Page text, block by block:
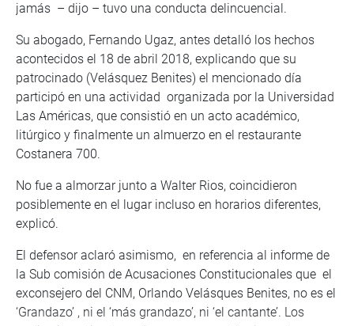
jamás – dijo – tuvo una conducta delincuencial.
Su abogado, Fernando Ugaz, antes detalló los hechos
acontecidos el 18 de abril 2018, explicando que su
patrocinado (Velásquez Benites) el mencionado día
participó en una actividad organizada por la Universidad
Las Américas, que consistió en un acto académico,
litúrgico y finalmente un almuerzo en el restaurante
Costanera 700.
No fue a almorzar junto a Walter Rios, coincidieron
posiblemente en el lugar incluso en horarios diferentes,
explicó.
El defensor aclaró asimismo, en referencia al informe de
la Sub comisión de Acusaciones Constitucionales que el
exconsejero del CNM, Orlando Velásques Benites, no es el
‘Grandazo’ , ni el ‘más grandazo’, ni ‘el cantante’. Los